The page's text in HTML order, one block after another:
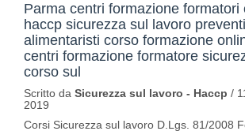
Parma centri formazione formatori
haccp sicurezza sul lavoro
alimentaristi corso formazione
centri formazione formatore
corso sul
Scritto da Sicurezza sul lavoro - Haccp /
2019
Corsi Sicurezza sul lavoro D.Lgs. 81/2008